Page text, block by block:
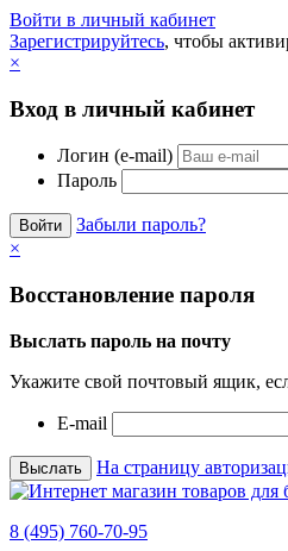
Войти в личный кабинет
Зарегистрируйтесь, чтобы
×
Вход в личный кабинет
Логин (e-mail)
Пароль
Забыли пароль?
×
Восстановление пароля
Выслать пароль на почту
Укажите свой почтовый ящик,
E-mail
На страницу
8 (495) 760-70-95